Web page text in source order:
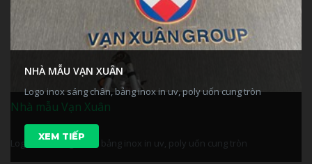
NHÀ MẪU VẠN XUÂN
Logo inox sáng chân, bảng inox in uv, poly uốn cung tròn
XEM TIẾP
Nhà mẫu Vạn Xuân
Logo inox sáng chân, bảng inox in uv, poly uốn cung tròn